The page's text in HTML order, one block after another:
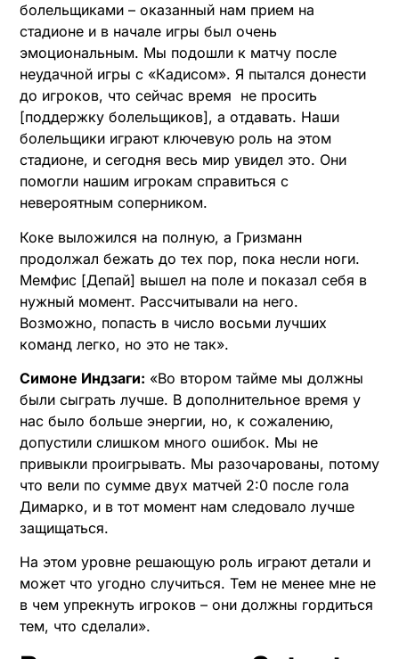
болельщиками – оказанный нам прием на
стадионе и в начале игры был очень
эмоциональным. Мы подошли к матчу после
неудачной игры с «Кадисом». Я пытался донести
до игроков, что сейчас время не просить
[поддержку болельщиков], а отдавать. Наши
болельщики играют ключевую роль на этом
стадионе, и сегодня весь мир увидел это. Они
помогли нашим игрокам справиться с
невероятным соперником.
Коке выложился на полную, а Гризманн
продолжал бежать до тех пор, пока несли ноги.
Мемфис [Депай] вышел на поле и показал себя в
нужный момент. Рассчитывали на него.
Возможно, попасть в число восьми лучших
команд легко, но это не так».
Симоне Индзаги: «Во втором тайме мы должны
были сыграть лучше. В дополнительное время у
нас было больше энергии, но, к сожалению,
допустили слишком много ошибок. Мы не
привыкли проигрывать. Мы разочарованы, потому
что вели по сумме двух матчей 2:0 после гола
Димарко, и в тот момент нам следовало лучше
защищаться.
На этом уровне решающую роль играют детали и
может что угодно случиться. Тем не менее мне не
в чем упрекнуть игроков – они должны гордиться
тем, что сделали».